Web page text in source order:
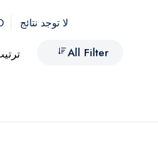
لا توجد نتائج
All Filter